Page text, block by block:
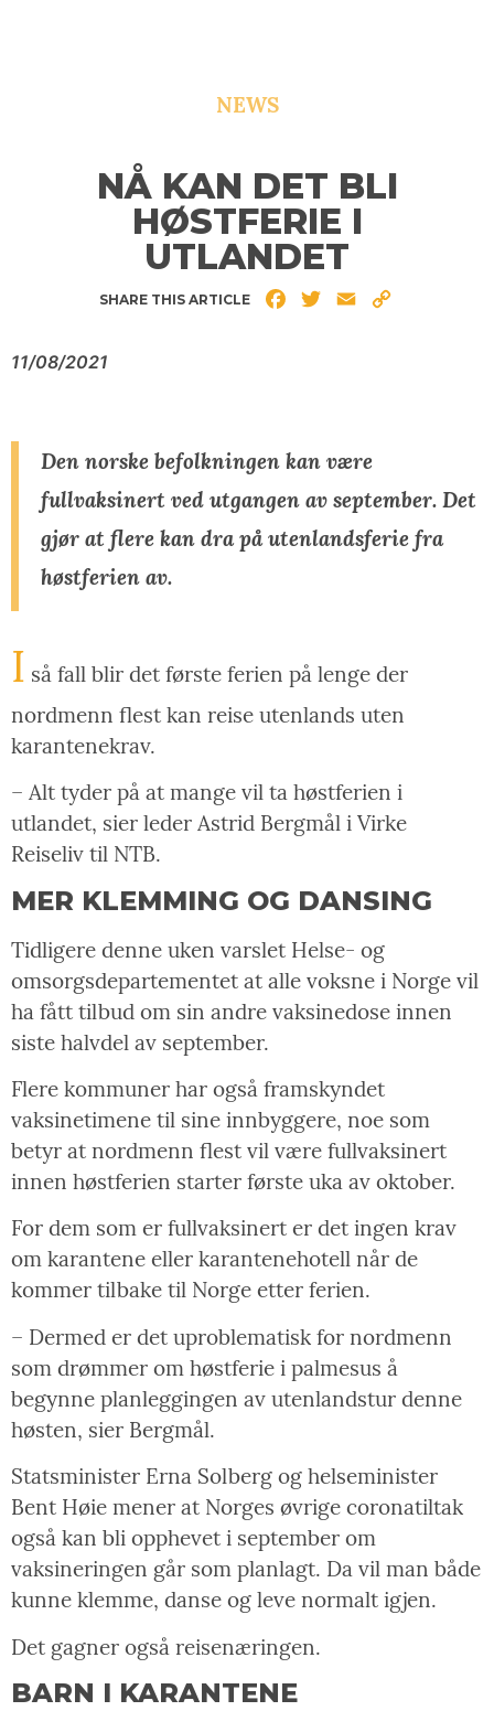
NEWS
NÅ KAN DET BLI
HØSTFERIE I
UTLANDET
SHARE THIS ARTICLE FacebookTwitterEmail
11/08/2021
Den norske befolkningen kan være
fullvaksinert ved utgangen av september. Det
gjør at flere kan dra på utenlandsferie fra
høstferien av.
I så fall blir det første ferien på lenge der
nordmenn flest kan reise utenlands uten
karantenekrav.
– Alt tyder på at mange vil ta høstferien i
utlandet, sier leder Astrid Bergmål i Virke
Reiseliv til NTB.
MER KLEMMING OG DANSING
Tidligere denne uken varslet Helse- og
omsorgsdepartementet at alle voksne i Norge vil
ha fått tilbud om sin andre vaksinedose innen
siste halvdel av september.
Flere kommuner har også framskyndet
vaksinetimene til sine innbyggere, noe som
betyr at nordmenn flest vil være fullvaksinert
innen høstferien starter første uka av oktober.
For dem som er fullvaksinert er det ingen krav
om karantene eller karantenehotell når de
kommer tilbake til Norge etter ferien.
– Dermed er det uproblematisk for nordmenn
som drømmer om høstferie i palmesus å
begynne planleggingen av utenlandstur denne
høsten, sier Bergmål.
Statsminister Erna Solberg og helseminister
Bent Høie mener at Norges øvrige coronatiltak
også kan bli opphevet i september om
vaksineringen går som planlagt. Da vil man både
kunne klemme, danse og leve normalt igjen.
Det gagner også reisenæringen.
BARN I KARANTENE